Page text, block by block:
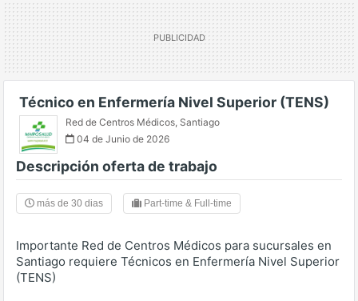
Técnico en Enfermería Nivel Superior (TENS)
Red de Centros Médicos, Santiago
04 de Junio de 2026
Descripción oferta de trabajo
más de 30 dias Part-time & Full-time
Importante Red de Centros Médicos para sucursales en
Santiago requiere Técnicos en Enfermería Nivel Superior
(TENS)